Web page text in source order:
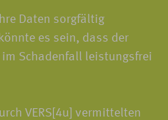
Daten sorgfältig
es sein, dass der
Schadenfall leistungsfrei
VERS[4u] vermittelten